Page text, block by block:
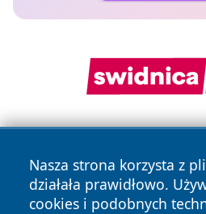
Nasza strona korzysta z
działała prawidłowo.
cookies i podobnych